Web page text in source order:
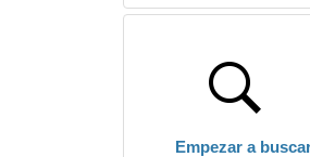
Empezar a